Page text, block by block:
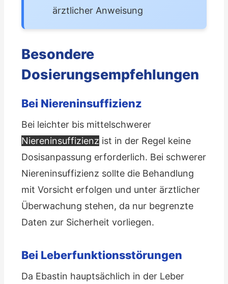
ärztlicher Anweisung
Besondere
Dosierungsempfehlungen
Bei Niereninsuffizienz
Bei leichter bis mittelschwerer
Niereninsuffizienz ist in der Regel keine
Dosisanpassung erforderlich. Bei schwerer
Niereninsuffizienz sollte die Behandlung
mit Vorsicht erfolgen und unter ärztlicher
Überwachung stehen, da nur begrenzte
Daten zur Sicherheit vorliegen.
Bei Leberfunktionsstörungen
Da Ebastin hauptsächlich in der Leber